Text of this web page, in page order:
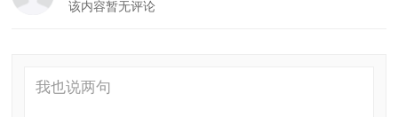
该内容暂无评论